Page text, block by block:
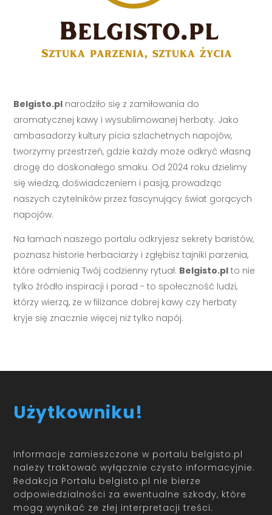
Belgisto.pl narodziło się z zamiłowania do
aromatycznej kawy i wysublimowanej herbaty. Jako
ambasadorzy kultury picia szlachetnych napojów,
tworzymy przestrzeń, gdzie każdy może odkryć własną
drogę do doskonałego smaku. Od 2024 roku dzielimy
się wiedzą, doświadczeniem i pasją, prowadząc
naszych czytelników przez fascynujący świat gorących
napojów.
Na łamach naszego portalu odkryjesz sekrety baristów,
poznasz historie herbaciarzy i zgłębisz tajniki parzenia,
które odmienią Twój codzienny rytuał. Belgisto.pl to nie
tylko źródło inspiracji i porad - to społeczność ludzi,
którzy wierzą, że w filiżance dobrej kawy czy herbaty
kryje się znacznie więcej niż tylko napój.
Użytkowniku!
Informacje zamieszczone w portalu belgisto.pl
należy traktować wyłącznie czysto informacyjnie.
Redakcja Portalu belgisto.pl nie bierze
odpowiedzialności za ewentualne szkody, które
mogą wynikać ze złej interpretacji treści.